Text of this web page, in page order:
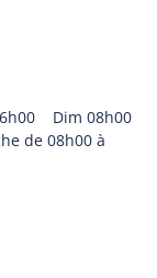
Dim 08h00
de 08h00 à